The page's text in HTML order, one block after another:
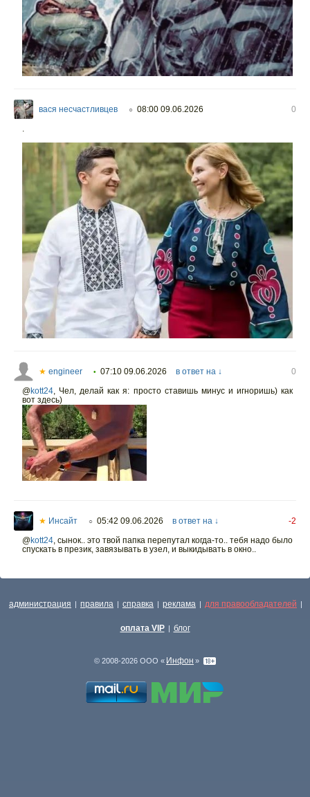
вася несчастливцев ○ 08:00 09.06.2026
0
.
★ engineer • 07:10 09.06.2026 в ответ на ↓
0
@kott24, Чел, делай как я: просто ставишь минус и игноришь) как
вот здесь)
★ Инсайт ○ 05:42 09.06.2026 в ответ на ↓
-2
@kott24, сынок.. это твой папка перепутал когда-то.. тебя надо было
спускать в презик, завязывать в узел, и выкидывать в окно..
администрация | правила | справка | реклама | для правообладателей |
оплата VIP | блог
© 2008-2026 ООО « Инфон »